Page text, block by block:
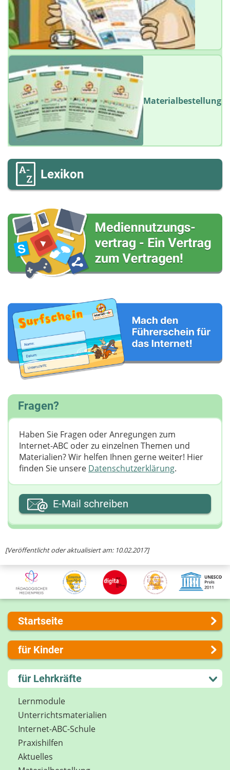
[Veröffentlicht oder aktualisiert am: 10.02.2017]
Materialbestellung
Lexikon
Fragen?
Haben Sie Fragen oder Anregungen zum
Internet-ABC oder zu einzelnen Themen und
Materialien? Wir helfen Ihnen gerne weiter! ​Hier
finden Sie unsere Datenschutzerklärung.
Ihre E-Mail-Adresse
E-Mail schreiben
Startseite
Über uns
Presse
Kontakt
Impressum
Internet-ABC Sitemap
Barrierefreiheit
Länderprojekte
für Kinder
Lernen und Schule
Hobby und Freizeit
Spiel und Spaß
Mitreden und Mitmachen
Lexikon
Datenschutz
Newsletter
für Lehrkräfte
Lernmodule
Unterrichts­materialien
Internet-ABC-Schule
Praxishilfen
Aktuelles